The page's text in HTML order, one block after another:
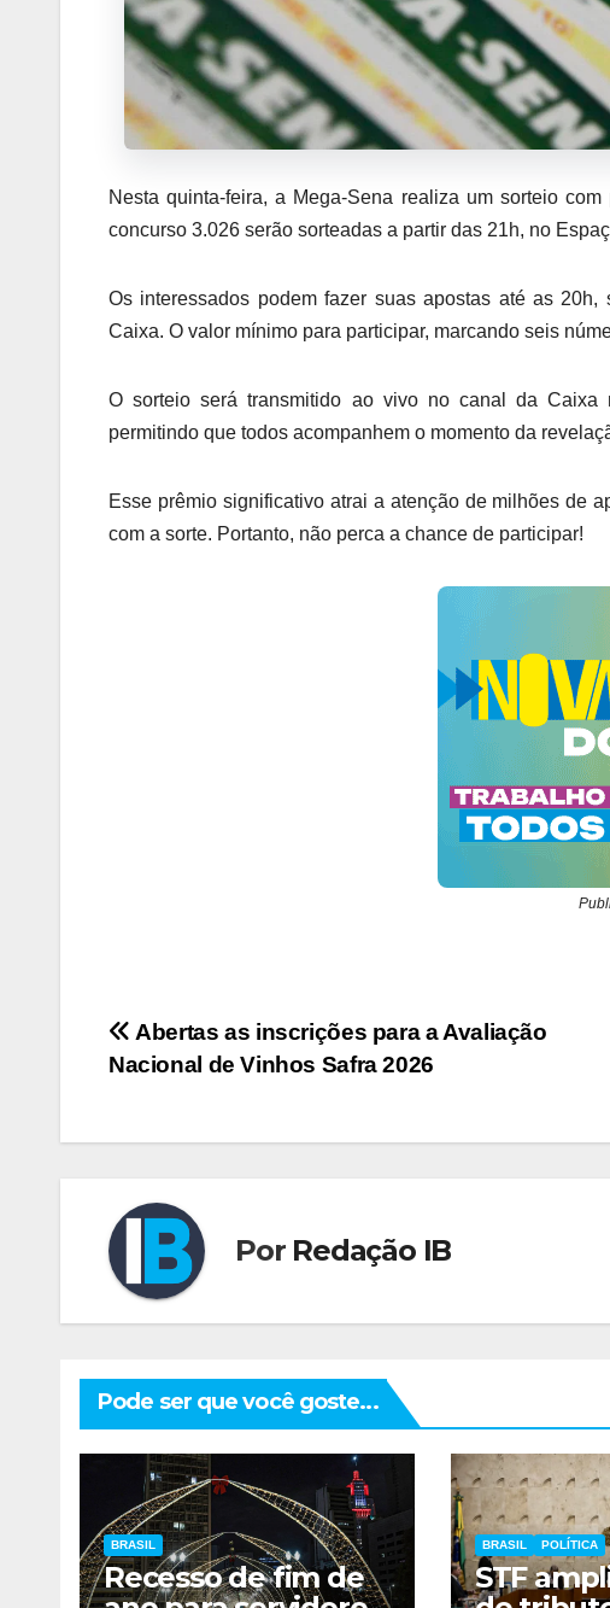
Nesta quinta-feira, a Mega-Sena realiza um sorteio
concurso 3.026 serão sorteadas a partir das 21h, no
Os interessados podem fazer suas apostas até as
Caixa. O valor mínimo para participar, marcando seis
O sorteio será transmitido ao vivo no canal da
permitindo que todos acompanhem o momento da
Esse prêmio significativo atrai a atenção de milhões de
com a sorte. Portanto, não perca a chance de participar!
Navegação
Post
Abertas as inscrições para a Avaliação
Nacional de Vinhos Safra 2026
Por Redação IB
Pode ser que você goste...
BRASIL
Recesso de fim de
BRASIL POLÍTICA
STF